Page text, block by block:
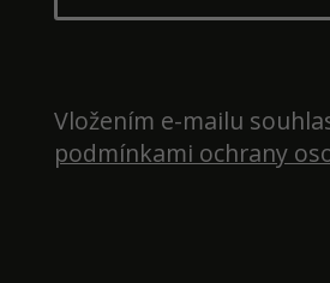
Vložením e-mailu
podmínkami ochrany